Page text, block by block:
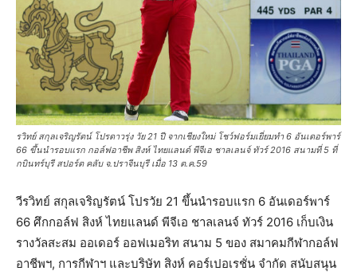
รวิทย์ สกุลเจริญรัตน์ โปรดาวรุ่ง วัย 21 ปี จากเชียงใหม่ โชว์ฟอร์มเยี่ยมทำ 6 อันเดอร์พาร์
66 ขึ้นนำรอบแรก กอล์ฟอาชีพ สิงห์ ไทยแลนด์ พีจีเอ ชาลเลนจ์ ทัวร์ 2016 สนามที่ 5 ที่
กบินทร์บุรี สปอร์ต คลับ จ.ปราจีนบุรี เมื่อ 13 ต.ค.59
วีรวิทย์ สกุลเจริญรัตน์ โปรวัย 21 ขึ้นนำรอบแรก 6 อันเดอร์พาร์
66 ศึกกอล์ฟ สิงห์ ไทยแลนด์ พีจีเอ ชาลเลนจ์ ทัวร์ 2016 เก็บเงิน
รางวัลสะสม ออเดอร์ ออฟเมอริท สนาม 5 ของ สมาคมกีฬากอล์ฟ
อาชีพฯ, การกีฬาฯ และบริษัท สิงห์ คอร์เปอเรชั่น จำกัด สนับสนุน